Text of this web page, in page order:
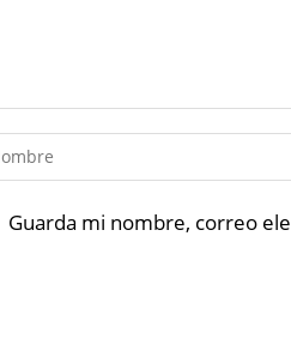
Guarda mi nombre, correo